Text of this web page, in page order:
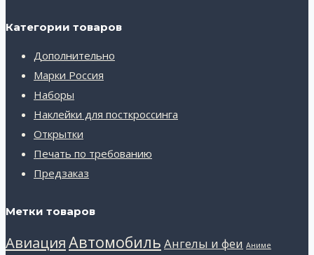
Категории товаров
Дополнительно
Марки Россия
Наборы
Наклейки для посткроссинга
Открытки
Печать по требованию
Предзаказ
Метки товаров
АвиацияАвтомобиль Ангелы и феи Аниме